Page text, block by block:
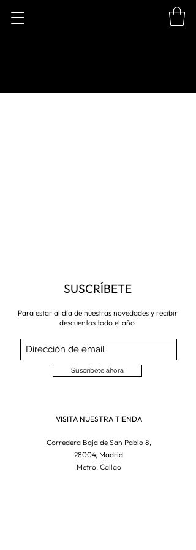
SUSCRÍBETE
Para estar al día de nuestras novedades y recibir
descuentos todo el año
Suscríbete ahora
VISITA NUESTRA TIENDA
Corredera Baja de San Pablo 8,
28004, Madrid
Metro: Callao